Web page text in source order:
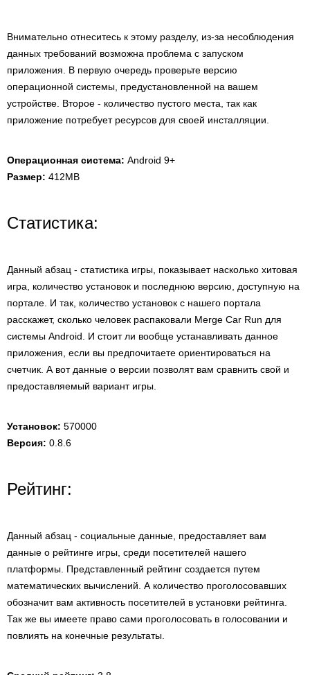
Внимательно отнеситесь к этому разделу, из-за несоблюдения
данных требований возможна проблема с запуском
приложения. В первую очередь проверьте версию
операционной системы, предустановленной на вашем
устройстве. Второе - количество пустого места, так как
приложение потребует ресурсов для своей инсталляции.
Операционная система: Android 9+
Размер: 412MB
Статистика:
Данный абзац - статистика игры, показывает насколько хитовая
игра, количество установок и последнюю версию, доступную на
портале. И так, количество установок с нашего портала
расскажет, сколько человек распаковали Merge Car Run для
системы Android. И стоит ли вообще устанавливать данное
приложения, если вы предпочитаете ориентироваться на
счетчик. А вот данные о версии позволят вам сравнить свой и
предоставляемый вариант игры.
Установок: 570000
Версия: 0.8.6
Рейтинг:
Данный абзац - социальные данные, предоставляет вам
данные о рейтинге игры, среди посетителей нашего
платформы. Представленный рейтинг создается путем
математических вычислений. А количество проголосовавших
обозначит вам активность посетителей в установки рейтинга.
Так же вы имеете право сами проголосовать в голосовании и
повлиять на конечные результаты.